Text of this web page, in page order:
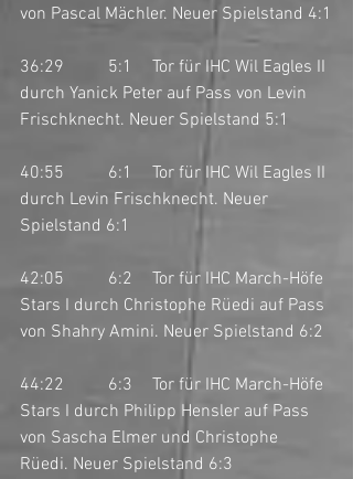
von Pascal Mächler. Neuer Spielstand 4:1
36:29	5:1	Tor für IHC Wil Eagles II
durch Yanick Peter auf Pass von Levin
Frischknecht. Neuer Spielstand 5:1
40:55	6:1	Tor für IHC Wil Eagles II
durch Levin Frischknecht. Neuer
Spielstand 6:1
42:05	6:2	Tor für IHC March-Höfe
Stars I durch Christophe Rüedi auf Pass
von Shahry Amini. Neuer Spielstand 6:2
44:22	6:3	Tor für IHC March-Höfe
Stars I durch Philipp Hensler auf Pass
von Sascha Elmer und Christophe
Rüedi. Neuer Spielstand 6:3